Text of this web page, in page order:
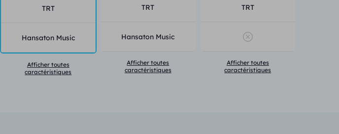
TRT
Hansaton Music
Afficher toutes
caractéristiques
TRT
Hansaton Music
Afficher toutes
caractéristiques
TRT
Afficher toutes
caractéristiques